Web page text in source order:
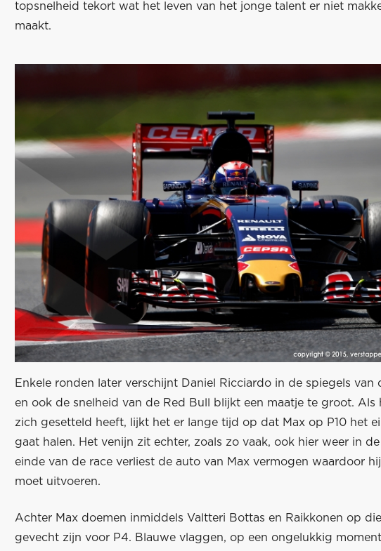
topsnelheid tekort wat het leven van het jonge talent er niet
maakt.
Enkele ronden later verschijnt Daniel Ricciardo in de spiegels van
en ook de snelheid van de Red Bull blijkt een maatje te groot. Als
zich gesetteld heeft, lijkt het er lange tijd op dat Max op P10 het
gaat halen. Het venijn zit echter, zoals zo vaak, ook hier weer in
einde van de race verliest de auto van Max vermogen waardoor
moet uitvoeren.
Achter Max doemen inmiddels Valtteri Bottas en Raikkonen op
gevecht zijn voor P4. Blauwe vlaggen, op een ongelukkig